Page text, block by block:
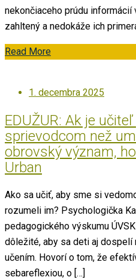
nekončiaceho prúdu
zahltený a nedokáže ich
Read More
Posted
1. decembra 2025
EDUŽUR: Ak je
sprievodcom než
obrovský význam,
Urban
Ako sa učiť, aby sme si
rozumeli im? Psychologička
pedagogického výskumu
dôležité, aby sa deti aj
učením. Hovorí o tom, že
sebareflexiou, o […]